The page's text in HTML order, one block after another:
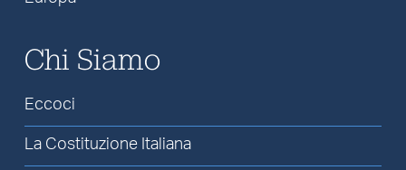
Chi Siamo
Eccoci
La Costituzione Italiana